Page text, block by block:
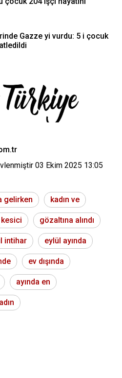
Gazze yi vurdu: 5 i çocuk
03 Ekim 2025 13:05
gelirken kadın ve
kesici gözaltına alındı
intihar eylül ayında
ev dışında
ayında en